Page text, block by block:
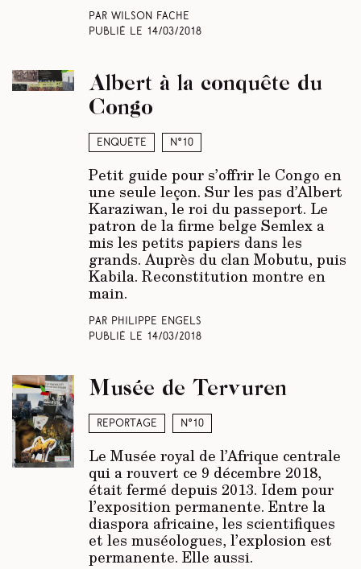
Par Wilson Fache
Publié le 14/03/2018
Enquête N°10
Albert à la conquête du
Congo
Petit guide pour s’offrir le Congo en
une seule leçon. Sur les pas d’Albert
Karaziwan, le roi du passeport. Le
patron de la firme belge Semlex a
mis les petits papiers dans les
grands. Auprès du clan Mobutu, puis
Kabila. Reconstitution montre en
main.
Par Philippe Engels
Publié le 14/03/2018
Reportage N°10
Musée de Tervuren
Le Musée royal de l’Afrique centrale
qui a rouvert ce 9 décembre 2018,
était fermé depuis 2013. Idem pour
l’exposition permanente. Entre la
diaspora africaine, les scientifiques
et les muséologues, l’explosion est
permanente. Elle aussi.